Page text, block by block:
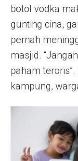
botol vodka
gunting cina,
pernah
masjid.
paham
kampung,